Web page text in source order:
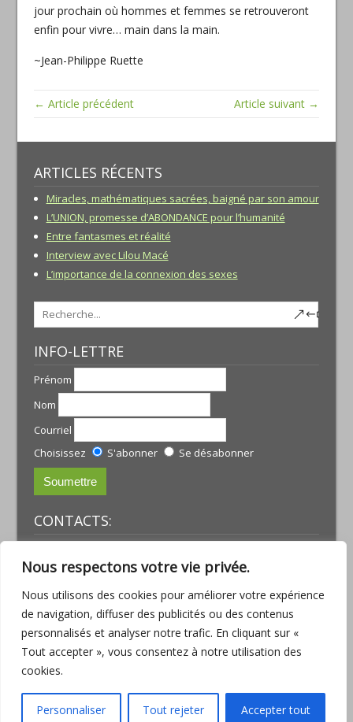
Nous respectons votre vie privée.
Nous utilisons des cookies pour améliorer votre expérience
de navigation, diffuser des publicités ou des contenus
personnalisés et analyser notre trafic. En cliquant sur «
Tout accepter », vous consentez à notre utilisation des
cookies.
Personnaliser Tout rejeter Accepter tout
jour prochain où hommes et femmes se retrouveront
enfin pour vivre… main dans la main.
~Jean-Philippe Ruette
← Article précédent Article suivant →
ARTICLES RÉCENTS
Miracles, mathématiques sacrées, baigné par son amour
L’UNION, promesse d’ABONDANCE pour l’humanité
Entre fantasmes et réalité
Interview avec Lilou Macé
L’importance de la connexion des sexes
INFO-LETTRE
Prénom
Nom
Courriel
Choisissez
S'abonner Se désabonner
CONTACTS:
courriel :julie@armoniamassotherapie.com
JEAN-PHILIPPE RUETTE
jp.ruette@outlook.com
Téléphone : (418) 563-6286